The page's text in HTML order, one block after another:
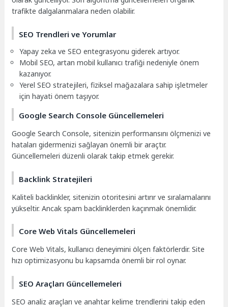
trafikte dalgalanmalara neden olabilir.
SEO Trendleri ve Yorumlar
Yapay zeka ve SEO entegrasyonu giderek artıyor.
Mobil SEO, artan mobil kullanıcı trafiği nedeniyle önem
kazanıyor.
Yerel SEO stratejileri, fiziksel mağazalara sahip işletmeler
için hayati önem taşıyor.
Google Search Console Güncellemeleri
Google Search Console, sitenizin performansını ölçmenizi ve
hataları gidermenizi sağlayan önemli bir araçtır.
Güncellemeleri düzenli olarak takip etmek gerekir.
Backlink Stratejileri
Kaliteli backlinkler, sitenizin otoritesini artırır ve sıralamalarını
yükseltir. Ancak spam backlinklerden kaçınmak önemlidir.
Core Web Vitals Güncellemeleri
Core Web Vitals, kullanıcı deneyimini ölçen faktörlerdir. Site
hızı optimizasyonu bu kapsamda önemli bir rol oynar.
SEO Araçları Güncellemeleri
SEO analiz araçları ve anahtar kelime trendlerini takip eden